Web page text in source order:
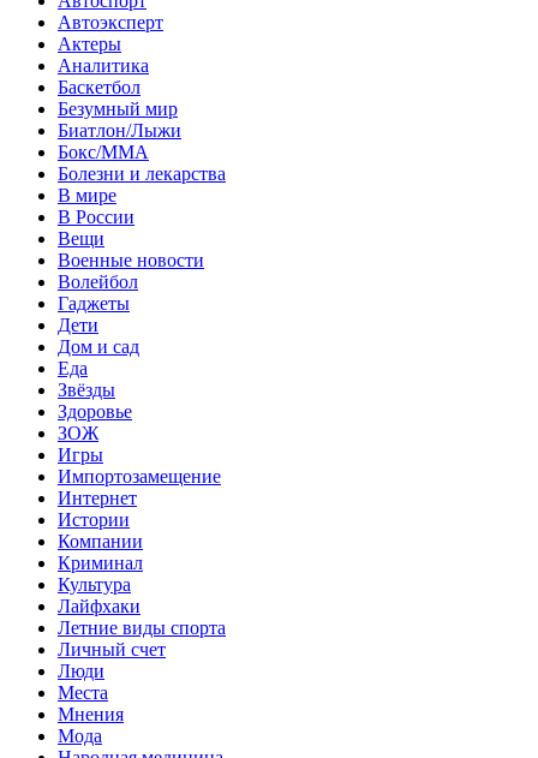
Автоэксперт
Актеры
Аналитика
Баскетбол
Безумный мир
Биатлон/Лыжи
Бокс/MMA
Болезни и лекарства
В мире
В России
Вещи
Военные новости
Волейбол
Гаджеты
Дети
Дом и сад
Еда
Звёзды
Здоровье
ЗОЖ
Игры
Импортозамещение
Интернет
Истории
Компании
Криминал
Культура
Лайфхаки
Летние виды спорта
Личный счет
Люди
Места
Мнения
Мода